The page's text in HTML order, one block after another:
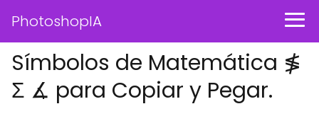
PhotoshopIA
Símbolos de Matemática ≸
Σ ∡ para Copiar y Pegar.